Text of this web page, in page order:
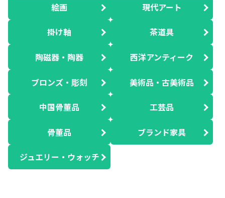
絵画 現代アート
掛け軸 茶道具
陶磁器・陶器 西洋アンティーク
ブロンズ・彫刻 美術品・古美術品
中国骨董品 工芸品
骨董品 ブランド家具
ジュエリー・ウォッチ